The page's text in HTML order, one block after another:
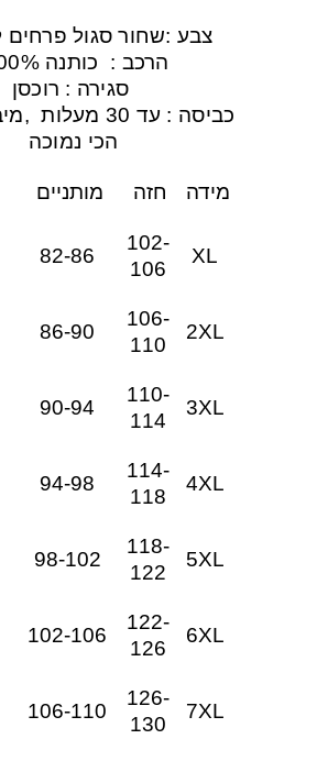
צבע :שחור סגול פרחים
הרכב : כותנה 100%
סגירה : רוכסן
כביסה : עד 30
הכי נמוכה
מידה חזה מותניים
XL
102-
106
82-86
2XL
106-
110
86-90
3XL
110-
114
90-94
4XL
114-
118
94-98
5XL
118-
122
98-102
6XL
122-
126
102-106
7XL
126-
130
106-110